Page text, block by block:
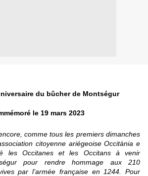
du bûcher de Montségur
le 19 mars 2023
comme tous les premiers dimanches
citoyenne ariégeoise Occitània e
les Occitanes et les Occitans à venir
pour rendre hommage aux 210
par l’armée française en 1244. Pour